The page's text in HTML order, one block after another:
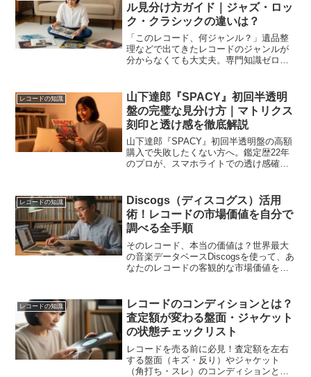
ル見分け方ガイド｜ジャズ・ロッ
ク・クラシックの違いは？
「このレコード、何ジャンル？」遺品整
理などで出てきたレコードのジャンルが
分からなくても大丈夫。専門知識ゼロで
簡単に見分けるコツをプロが優しく解説
します。
レコードの知識
山下達郎『SPACY』初回半透明
盤の完璧な見分け方｜マトリクス
刻印と透け感を徹底解説
山下達郎『SPACY』初回半透明盤の高額
購入で失敗したくない方へ。鑑定歴22年
のプロが、スマホライトでの透け感確認
確信して手に入れるための完全ガイド。
レコードの知識
Discogs（ディスコグス）活用
術！レコードの市場価値を自分で
調べる全手順
そのレコード、本当の価値は？世界最大
の音楽データベースDiscogsを使って、あ
なたのレコードの客観的な市場価値を自
を実現しましょう。
レコードの知識
レコードのコンディションとは？
査定額が変わる盤面・ジャケット
の状態チェックリスト
レコードを売る前に必見！査定額を左右
する盤面（キズ・反り）やジャケット
（角打ち・スレ）のコンディションと